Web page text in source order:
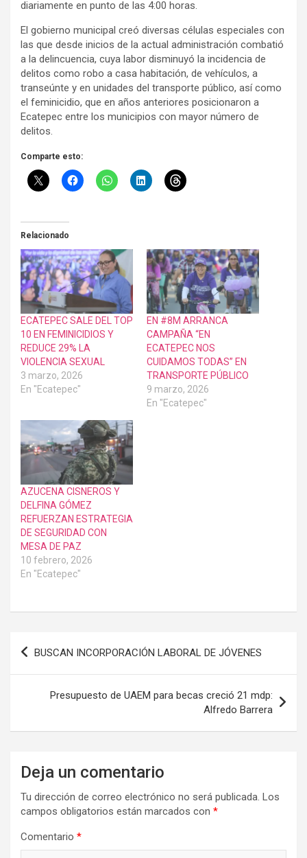
diariamente en punto de las 4:00 horas.
El gobierno municipal creó diversas células especiales con
las que desde inicios de la actual administración combatió
a la delincuencia, cuya labor disminuyó la incidencia de
delitos como robo a casa habitación, de vehículos, a
transeúnte y en unidades del transporte público, así como
el feminicidio, que en años anteriores posicionaron a
Ecatepec entre los municipios con mayor número de
delitos.
Comparte esto:
Relacionado
ECATEPEC SALE DEL TOP
10 EN FEMINICIDIOS Y
REDUCE 29% LA
VIOLENCIA SEXUAL
3 marzo, 2026
En "Ecatepec"
EN #8M ARRANCA
CAMPAÑA “EN
ECATEPEC NOS
CUIDAMOS TODAS” EN
TRANSPORTE PÚBLICO
9 marzo, 2026
En "Ecatepec"
AZUCENA CISNEROS Y
DELFINA GÓMEZ
REFUERZAN ESTRATEGIA
DE SEGURIDAD CON
MESA DE PAZ
10 febrero, 2026
En "Ecatepec"
Navegación
entradas
BUSCAN INCORPORACIÓN LABORAL DE JÓVENES
Presupuesto de UAEM para becas creció 21 mdp:
Alfredo Barrera
Deja un comentario
Tu dirección de correo electrónico no será publicada. Los
campos obligatorios están marcados con *
Comentario *